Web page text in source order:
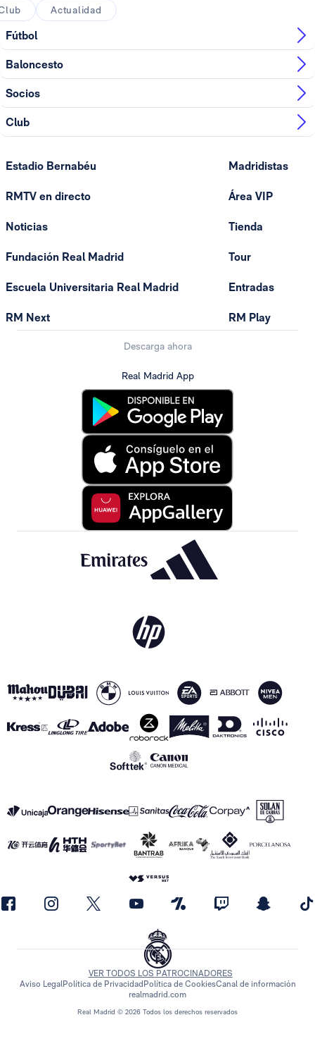
Actualidad
Fútbol
Baloncesto
Socios
Club
Estadio Bernabéu
RMTV en directo
Noticias
Fundación Real Madrid
Escuela Universitaria Real Madrid
RM Next
Madridistas
Área VIP
Tienda
Tour
Entradas
RM Play
Descarga ahora
Real Madrid App
Real Madrid © 2026 Todos los derechos reservados
VER TODOS LOS PATROCINADORES
Aviso LegalPolítica de Privacidad Política de CookiesCanal de información
realmadrid.com